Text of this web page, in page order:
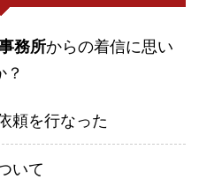
務所からの着信に思い
頼を行なった
いて